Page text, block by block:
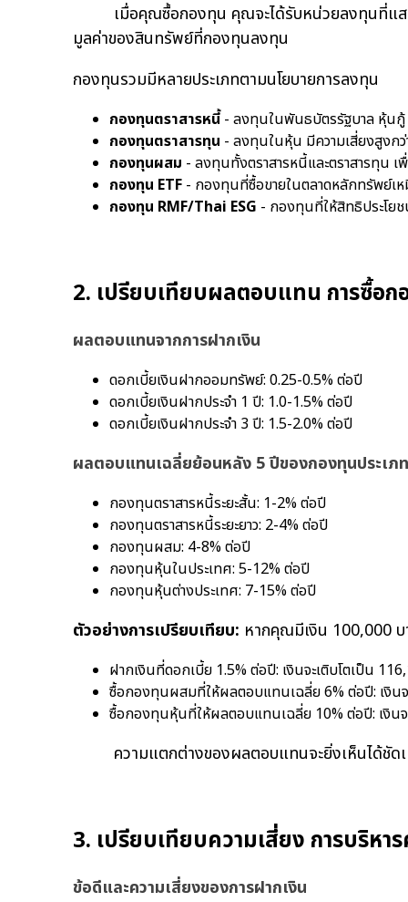
เมื่อคุณซื้อกองทุน คุณจะได้รับหน่วยลงทุนที่แสด
มูลค่าของสินทรัพย์ที่กองทุนลงทุน
กองทุนรวมมีหลายประเภทตามนโยบายการลงทุน
กองทุนตราสารหนี้- ลงทุนในพันธบัตรรัฐบาล หุ้นกู้
กองทุนตราสารทุน - ลงทุนในหุ้น มีความเสี่ยงสูงก
กองทุนผสม - ลงทุนทั้งตราสารหนี้และตราสารทุน เ
กองทุน ETF - กองทุนที่ซื้อขายในตลาดหลักทรัพย์เ
กองทุน RMF/Thai ESG - กองทุนที่ให้สิทธิประโย
2. เปรียบเทียบผลตอบแทน การซื้อ
ผลตอบแทนจากการฝากเงิน
ดอกเบี้ยเงินฝากออมทรัพย์: 0.25-0.5% ต่อปี
ดอกเบี้ยเงินฝากประจำ 1 ปี: 1.0-1.5% ต่อปี
ดอกเบี้ยเงินฝากประจำ 3 ปี: 1.5-2.0% ต่อปี
ผลตอบแทนเฉลี่ยย้อนหลัง 5 ปีของกองทุนประเภ
กองทุนตราสารหนี้ระยะสั้น: 1-2% ต่อปี
กองทุนตราสารหนี้ระยะยาว: 2-4% ต่อปี
กองทุนผสม: 4-8% ต่อปี
กองทุนหุ้นในประเทศ: 5-12% ต่อปี
กองทุนหุ้นต่างประเทศ: 7-15% ต่อปี
ตัวอย่างการเปรียบเทียบ: หากคุณมีเงิน 100,000 บ
ฝากเงินที่ดอกเบี้ย 1.5% ต่อปี: เงินจะเติบโตเป็น
ซื้อกองทุนผสมที่ให้ผลตอบแทนเฉลี่ย 6% ต่อปี: เงินจ
ซื้อกองทุนหุ้นที่ให้ผลตอบแทนเฉลี่ย 10% ต่อปี: เงินจ
ความแตกต่างของผลตอบแทนจะยิ่งเห็นได้ชัดเมื่
3. เปรียบเทียบความเสี่ยง การบริหา
ข้อดีและความเสี่ยงของการฝากเงิน